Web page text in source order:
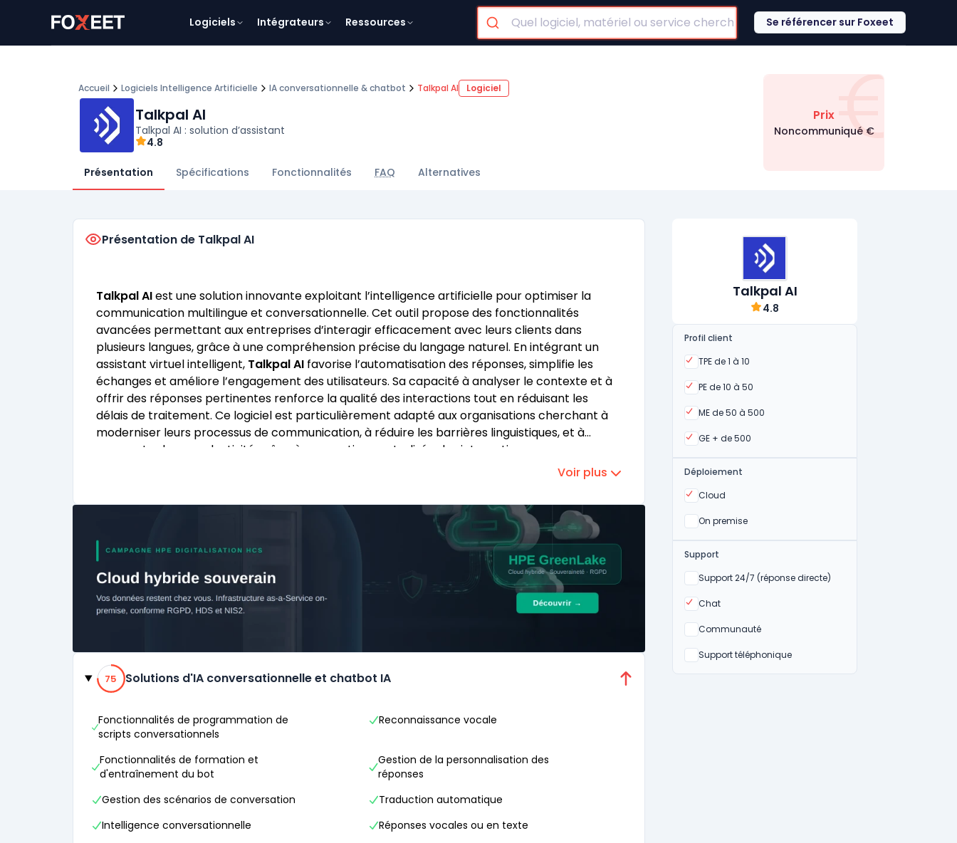
Logiciels Intégrateurs Ressources Se référencer sur Foxeet
Accueil Logiciels Intelligence Artificielle IA conversationnelle & chatbot Talkpal AI Logiciel
Talkpal AI
Talkpal AI : solution d’assistant
4.8
Présentation Spécifications Fonctionnalités FAQ Alternatives
€
Prix
Noncommuniqué €
Talkpal AI
4.8
Profil client
TPE de 1 à 10
Oui
PE de 10 à 50
Oui
ME de 50 à 500
Oui
GE + de 500
Oui
Déploiement
Cloud
Oui
On premise
Oui
Support
Support 24/7 (réponse directe)
Non
Chat
Oui
Communauté
Non
Support téléphonique
Non
Présentation de Talkpal AI
Talkpal AIest une solution innovante exploitant l’intelligence artificielle pour optimiser la
communication multilingue et conversationnelle. Cet outil propose des fonctionnalités
avancées permettant aux entreprises d’interagir efficacement avec leurs clients dans
plusieurs langues, grâce à une compréhension précise du langage naturel. En intégrant un
assistant virtuel intelligent, Talkpal AI favorise l’automatisation des réponses, simplifie les
échanges et améliore l’engagement des utilisateurs. Sa capacité à analyser le contexte et à
offrir des réponses pertinentes renforce la qualité des interactions tout en réduisant les
délais de traitement. Ce logiciel est particulièrement adapté aux organisations cherchant à
moderniser leurs processus de communication, à réduire les barrières linguistiques, et à
augmenter leur productivité grâce à une gestion centralisée des interactions.
Voir plus
Catégories
75% de compatibilité
75 Solutions d'IA conversationnelle et chatbot IA
Fonctionnalités de programmation de
scripts conversationnels
Reconnaissance vocale
Fonctionnalités de formation et
d'entraînement du bot
Gestion de la personnalisation des
réponses
Gestion des scénarios de conversation
Traduction automatique
Intelligence conversationnelle
Réponses vocales ou en texte